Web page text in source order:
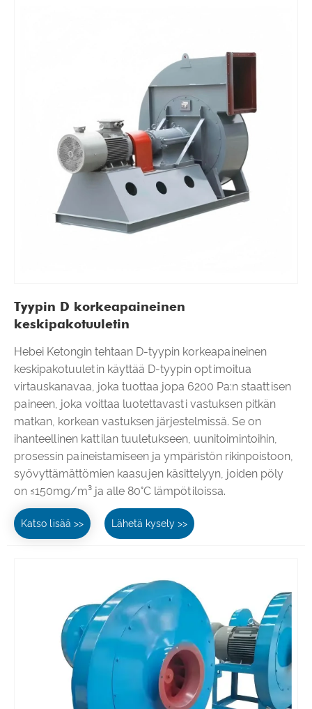
Tyypin D korkeapaineinen
keskipakotuuletin
Hebei Ketongin tehtaan D-tyypin korkeapaineinen
keskipakotuuletin käyttää D-tyypin optimoitua
virtauskanavaa, joka tuottaa jopa 6200 Pa:n staattisen
paineen, joka voittaa luotettavasti vastuksen pitkän
matkan, korkean vastuksen järjestelmissä. Se on
ihanteellinen kattilan tuuletukseen, uunitoimintoihin,
prosessin paineistamiseen ja ympäristön rikinpoistoon,
syövyttämättömien kaasujen käsittelyyn, joiden pöly
on ≤150mg/m³ ja alle 80°C lämpötiloissa.
Katso lisää >> Lähetä kysely >>